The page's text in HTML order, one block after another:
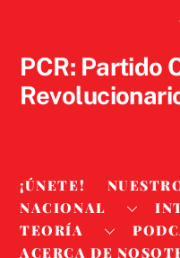
PCR: Partido
¡ÚNETE!
NACIONAL
TEORÍA
ACERCA DE